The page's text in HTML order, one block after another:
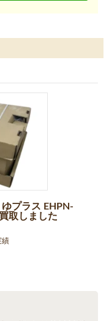
プラス EHPN-
取しました
績